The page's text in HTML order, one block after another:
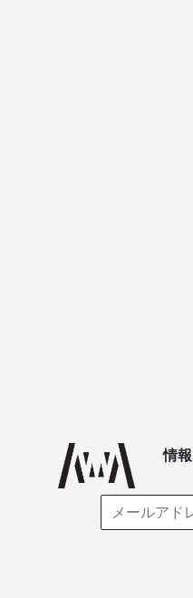
情報